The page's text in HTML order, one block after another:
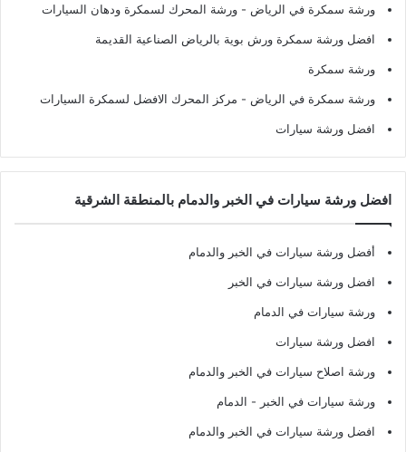
ورشة سمكرة في الرياض - ورشة المحرك لسمكرة ودهان السيارات
افضل ورشة سمكرة ورش بوية بالرياض الصناعية القديمة
ورشة سمكرة
ورشة سمكرة في الرياض - مركز المحرك الافضل لسمكرة السيارات
افضل ورشة سيارات
افضل ورشة سيارات في الخبر والدمام بالمنطقة الشرقية
أفضل ورشة سيارات في الخبر والدمام
افضل ورشة سيارات في الخبر
ورشة سيارات في الدمام
افضل ورشة سيارات
ورشة اصلاح سيارات في الخبر والدمام
ورشة سيارات في الخبر - الدمام
افضل ورشة سيارات في الخبر والدمام